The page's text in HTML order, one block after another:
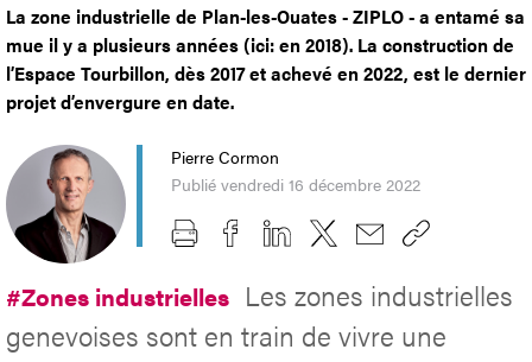
La zone industrielle de Plan-les-Ouates - ZIPLO - a entamé sa
mue il y a plusieurs années (ici: en 2018). La construction de
l’Espace Tourbillon, dès 2017 et achevé en 2022, est le dernier
projet d’envergure en date.
Pierre Cormon
Publié vendredi 16 décembre 2022
#Zones industrielles Les zones industrielles
genevoises sont en train de vivre une